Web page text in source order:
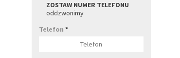
ZOSTAW NUMER TELEFONU
oddzwonimy
Telefon*